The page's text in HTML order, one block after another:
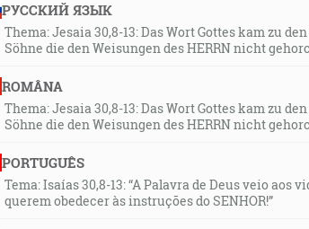
РУССКИЙ ЯЗЫК
Thema: Jesaia 30,8-13: Das Wort Gottes kam zu
Söhne die den Weisungen des HERRN nicht
ROMÂNA
Thema: Jesaia 30,8-13: Das Wort Gottes kam zu
Söhne die den Weisungen des HERRN nicht
PORTUGUÊS
Tema: Isaías 30,8-13: “A Palavra de Deus veio aos
querem obedecer às instruções do SENHOR!”